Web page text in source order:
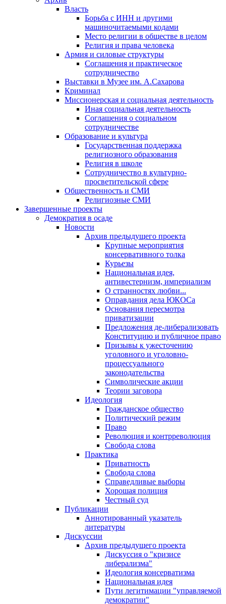
Власть
Борьба с ИНН и другими
машиночитаемыми кодами
Место религии в обществе в целом
Религия и права человека
Армия и силовые структуры
Соглашения и практическое
сотрудничество
Выставки в Музее им. А.Сахарова
Криминал
Миссионерская и социальная деятельность
Иная социальная деятельность
Соглашения о социальном
сотрудничестве
Образование и культура
Государственная поддержка
религиозного образования
Религия в школе
Сотрудничество в культурно-
просветительской сфере
Общественность и СМИ
Религиозные СМИ
Завершенные проекты
Демократия в осаде
Новости
Архив предыдущего проекта
Крупные мероприятия
консервативного толка
Курьезы
Национальная идея,
антивестернизм, империализм
О странностях любви...
Оправдания дела ЮКОСа
Основания пересмотра
приватизации
Предложения де-либерализовать
Конституцию и публичное право
Призывы к ужесточению
уголовного и уголовно-
процессуального
законодательства
Символические акции
Теории заговора
Идеология
Гражданское общество
Политический режим
Право
Революция и контрреволюция
Свобода слова
Практика
Приватность
Свобода слова
Справедливые выборы
Хорошая полиция
Честный суд
Публикации
Аннотированный указатель
литературы
Дискуссии
Архив предыдущего проекта
Дискуссия о "кризисе
либерализма"
Идеология консерватизма
Национальная идея
Пути легитимации "управляемой
демократии"